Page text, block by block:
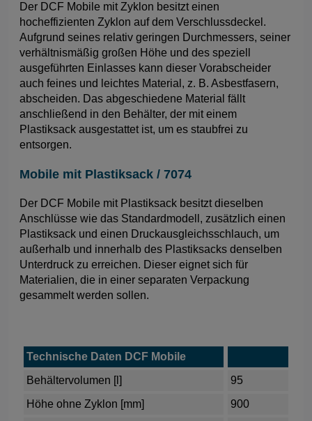
Der DCF Mobile mit Zyklon besitzt einen
hocheffizienten Zyklon auf dem Verschlussdeckel.
Aufgrund seines relativ geringen Durchmessers, seiner
verhältnismäßig großen Höhe und des speziell
ausgeführten Einlasses kann dieser Vorabscheider
auch feines und leichtes Material, z. B. Asbestfasern,
abscheiden. Das abgeschiedene Material fällt
anschließend in den Behälter, der mit einem
Plastiksack ausgestattet ist, um es staubfrei zu
entsorgen.
Mobile mit Plastiksack / 7074
Der DCF Mobile mit Plastiksack besitzt dieselben
Anschlüsse wie das Standardmodell, zusätzlich einen
Plastiksack und einen Druckausgleichsschlauch, um
außerhalb und innerhalb des Plastiksacks denselben
Unterdruck zu erreichen. Dieser eignet sich für
Materialien, die in einer separaten Verpackung
gesammelt werden sollen.
Technische Daten DCF Mobile
Behältervolumen [l]
95
Höhe ohne Zyklon [mm]
900